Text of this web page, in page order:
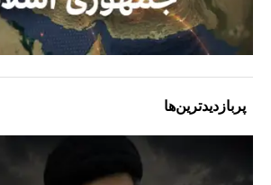
پربازدیدترین‌ها